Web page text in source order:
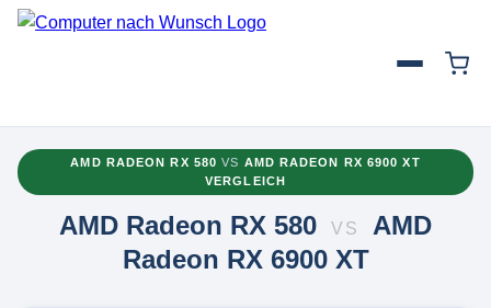
AMD RADEON RX 580VS AMD RADEON RX 6900 XT
VERGLEICH
AMD Radeon RX 580 VS
AMD
Radeon RX 6900 XT